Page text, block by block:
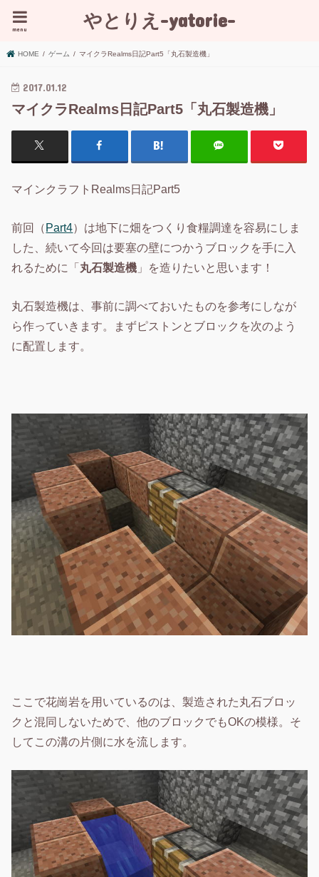
やとりえ-yatorie-
menu
HOME ゲーム マイクラRealms日記Part5「丸石製造機」
2017.01.12
マイクラRealms日記Part5「丸石製造機」
マインクラフトRealms日記Part5
前回（Part4）は地下に畑をつくり食糧調達を容易にしま
した、続いて今回は要塞の壁につかうブロックを手に入
れるために「丸石製造機 」を造りたいと思います！
丸石製造機は、事前に調べておいたものを参考にしなが
ら作っていきます。まずピストンとブロックを次のよう
に配置します。
ここで花崗岩を用いているのは、製造された丸石ブロッ
クと混同しないためで、他のブロックでもOKの模様。そ
してこの溝の片側に水を流します。